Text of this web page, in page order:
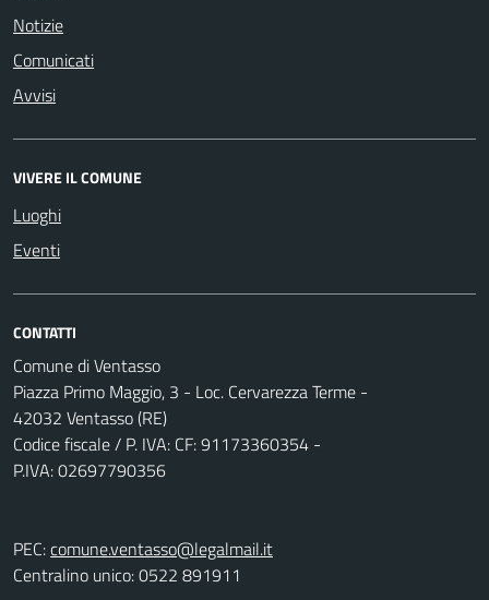
Notizie
Comunicati
Avvisi
VIVERE IL COMUNE
Luoghi
Eventi
CONTATTI
Comune di Ventasso
Piazza Primo Maggio, 3 - Loc. Cervarezza Terme -
42032 Ventasso (RE)
Codice fiscale / P. IVA: CF: 91173360354 -
P.IVA: 02697790356
PEC:comune.ventasso@legalmail.it
Centralino unico: 0522 891911